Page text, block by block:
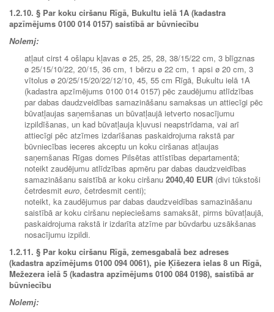
1.2.10. § Par koku ciršanu Rīgā, Bukultu ielā 1A (kadastra
apzīmējums 0100 014 0157) saistībā ar būvniecību
Nolemj:
atļaut cirst 4 ošlapu kļavas ø 25, 25, 28, 38/15/22 cm, 3 blīgznas
ø 25/15/10/22, 20/15, 36 cm, 1 bērzu ø 22 cm, 1 apsi ø 20 cm, 3
vītolus ø 20/25/15/20/22/12/10, 45, 55 cm Rīgā, Bukultu ielā 1A
(kadastra apzīmējums 0100 014 0157) pēc zaudējumu atlīdzības
par dabas daudzveidības samazināšanu samaksas un attiecīgi pēc
būvatļaujas saņemšanas un būvatļaujā ietverto nosacījumu
izpildīšanas, un kad būvatļauja kļuvusi neapstrīdama, vai arī
attiecīgi pēc atzīmes izdarīšanas paskaidrojuma rakstā par
būvniecības ieceres akceptu un koku ciršanas atļaujas
saņemšanas Rīgas domes Pilsētas attīstības departamentā;
noteikt zaudējumu atlīdzības apmēru par dabas daudzveidības
samazināšanu saistībā ar koku ciršanu 2040,40 EUR (divi tūkstoši
četrdesmit euro, četrdesmit centi);
noteikt, ka zaudējumus par dabas daudzveidības samazināšanu
saistībā ar koku ciršanu nepieciešams samaksāt, pirms būvatļaujā,
paskaidrojuma rakstā ir izdarīta atzīme par būvdarbu uzsākšanas
nosacījumu izpildi.
1.2.11. § Par koku ciršanu Rīgā, zemesgabalā bez adreses
(kadastra apzīmējums 0100 094 0061), pie Ķīšezera ielas 8 un Rīgā,
Mežezera ielā 5 (kadastra apzīmējums 0100 084 0198), saistībā ar
būvniecību
Nolemj: